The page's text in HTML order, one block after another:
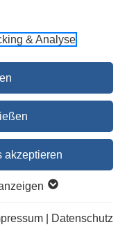
& Analyse
akzeptieren
Datenschutz